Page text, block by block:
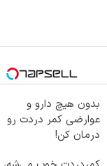
بدون هیچ دارو و
عوارضی کمر دردت رو
درمان کن!